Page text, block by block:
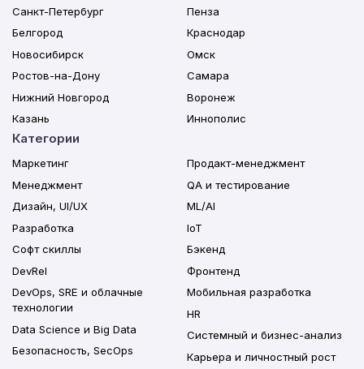
Санкт-Петербург
Белгород
Новосибирск
Ростов-на-Дону
Нижний Новгород
Казань
Пенза
Краснодар
Омск
Самара
Воронеж
Иннополис
Категории
Маркетинг
Менеджмент
Дизайн, UI/UX
Разработка
Софт скиллы
DevRel
DevOps, SRE и облачные
технологии
Data Science и Big Data
Безопасность, SecOps
Продакт-менеджмент
QA и тестирование
ML/AI
IoT
Бэкенд
Фронтенд
Мобильная разработка
HR
Системный и бизнес-анализ
Карьера и личностный рост